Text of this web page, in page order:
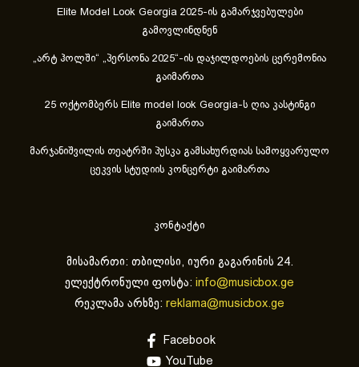
Elite Model Look Georgia 2025-ის გამარჯვებულები
გამოვლინდნენ
„არტ ჰოლში“ „პერსონა 2025“-ის დაჯილდოების ცერემონია
გაიმართა
25 ოქტომბერს Elite model look Georgia-ს ღია კასტინგი
გაიმართა
მარჯანიშვილის თეატრში პუსკა გამსახურდიას სამოყვარულო
ცეკვის სტუდიის კონცერტი გაიმართა
კონტაქტი
მისამართი: თბილისი, იური გაგარინის 24.
ელექტრონული ფოსტა: info@musicbox.ge
რეკლამა არხზე: reklama@musicbox.ge
Facebook
YouTube